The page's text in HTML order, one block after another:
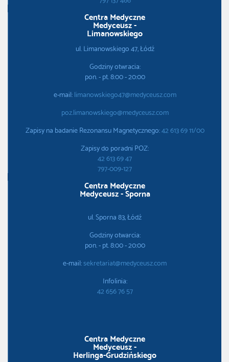
Centra Medyczne
Medyceusz -
Limanowskiego
ul. Limanowskiego 47, Łódź
Godziny otwracia:
pon. - pt. 8:00 - 20:00
e-mail:limanowskiego47@medyceusz.com
poz.limanowskiego@medyceusz.com
Zapisy na badanie Rezonansu Magnetycznego:42 613 69 11/00
Zapisy do poradni POZ:
42 613 69 47
797-009-127
Centra Medyczne
Medyceusz - Sporna
ul. Sporna 83, Łódź
Godziny otwarcia:
pon. - pt. 8:00 - 20:00
e-mail:sekretariat@medyceusz.com
Infolinia:
42 656 76 57
Centra Medyczne
Medyceusz -
Herlinga-Grudzińskiego